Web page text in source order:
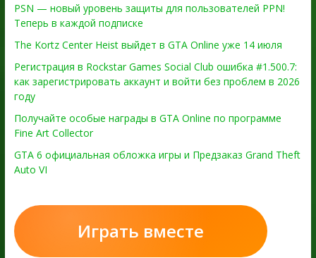
PSN — новый уровень защиты для пользователей PPN!
Теперь в каждой подписке
The Kortz Center Heist выйдет в GTA Online уже 14 июля
Регистрация в Rockstar Games Social Club ошибка #1.500.7:
как зарегистрировать аккаунт и войти без проблем в 2026
году
Получайте особые награды в GTA Online по программе
Fine Art Collector
GTA 6 официальная обложка игры и Предзаказ Grand Theft
Auto VI
Играть вместе